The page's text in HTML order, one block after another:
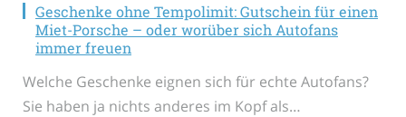
Geschenke ohne Tempolimit: Gutschein für einen
Miet-Porsche – oder worüber sich Autofans
immer freuen
Welche Geschenke eignen sich für echte Autofans?
Sie haben ja nichts anderes im Kopf als…